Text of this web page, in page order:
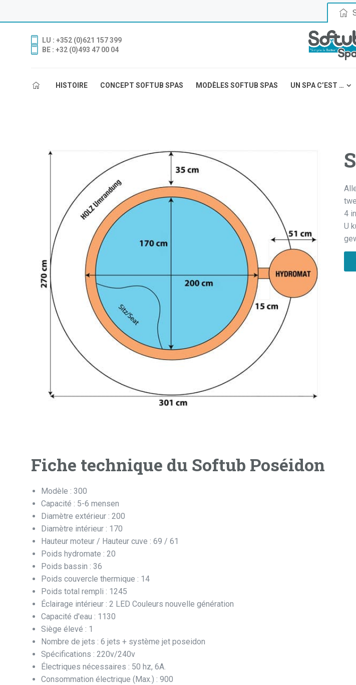
LU : +352 (0)621 157 399
BE : +32 (0)493 47 00 04
HISTOIRE CONCEPT SOFTUB SPAS MODÈLES SOFTUB SPAS UN SPA C’EST …
4
U
Fiche technique du Softub Poséidon
Modèle : 300
Capacité : 5-6 mensen
Diamètre extérieur : 200
Diamètre intérieur : 170
Hauteur moteur / Hauteur cuve : 69 / 61
Poids hydromate : 20
Poids bassin : 36
Poids couvercle thermique : 14
Poids total rempli : 1245
Éclairage intérieur : 2 LED Couleurs nouvelle génération
Capacité d'eau : 1130
Siège élevé : 1
Nombre de jets : 6 jets + système jet poseidon
Spécifications : 220v/240v
Électriques nécessaires : 50 hz, 6A.
Consommation électrique (Max.) : 900